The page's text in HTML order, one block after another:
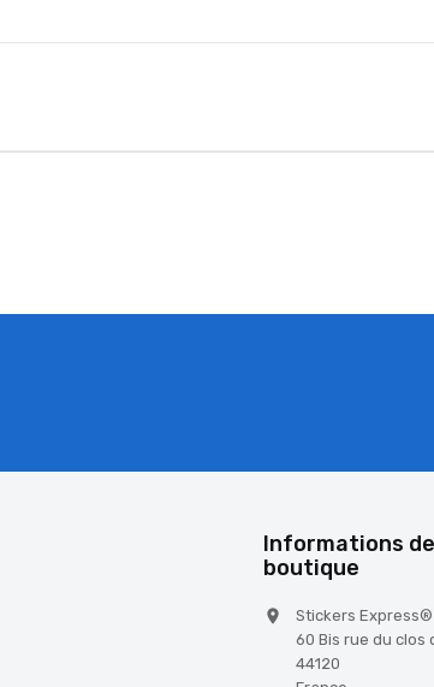
Informations
boutique

Stickers Express®
60 Bis rue du clos
44120